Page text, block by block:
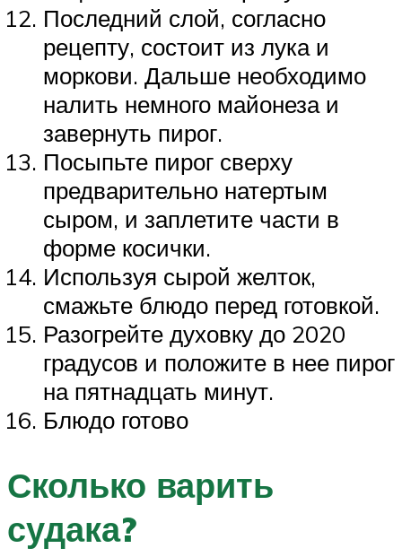
Последний слой, согласно
рецепту, состоит из лука и
моркови. Дальше необходимо
налить немного майонеза и
завернуть пирог.
Посыпьте пирог сверху
предварительно натертым
сыром, и заплетите части в
форме косички.
Используя сырой желток,
смажьте блюдо перед готовкой.
Разогрейте духовку до 2020
градусов и положите в нее пирог
на пятнадцать минут.
Блюдо готово
Сколько варить
судака?